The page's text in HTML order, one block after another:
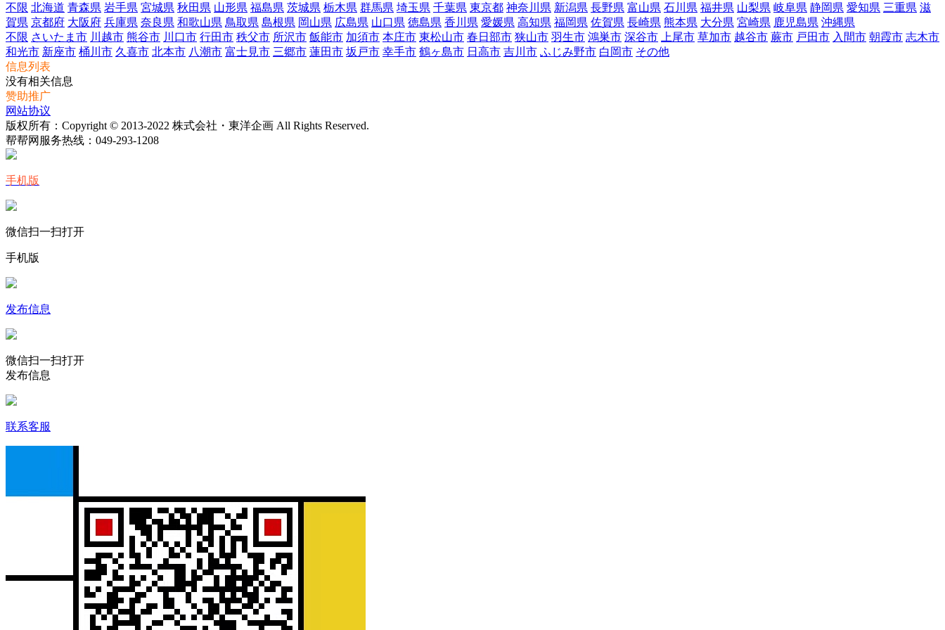
不限 北海道 青森県 岩手県 宮城県 秋田県 山形県 福島県 茨城県 栃木県 群馬県 埼玉県 千葉県 東京都 神奈川県 新潟県 長野県 富山県 石川県 福井県 山梨県 岐阜県 静岡県 愛知県 三重県 滋
賀県 京都府 大阪府 兵庫県 奈良県 和歌山県 鳥取県 島根県 岡山県 広島県 山口県 徳島県 香川県 愛媛県 高知県 福岡県 佐賀県 長崎県 熊本県 大分県 宮崎県 鹿児島県 沖縄県
不限 さいたま市 川越市 熊谷市 川口市 行田市 秩父市 所沢市 飯能市 加須市 本庄市 東松山市 春日部市 狭山市 羽生市 鴻巣市 深谷市 上尾市 草加市 越谷市 蕨市 戸田市 入間市 朝霞市 志木市
和光市 新座市 桶川市 久喜市 北本市 八潮市 富士見市 三郷市 蓮田市 坂戸市 幸手市 鶴ヶ島市 日高市 吉川市 ふじみ野市 白岡市 その他
信息列表
没有相关信息
赞助推广
网站协议
版权所有：Copyright © 2013-2022 株式会社・東洋企画 All Rights Reserved.
帮帮网服务热线： 049-293-1208
手机版
微信扫一扫打开
手机版
发布信息
微信扫一扫打开
发布信息
联系客服